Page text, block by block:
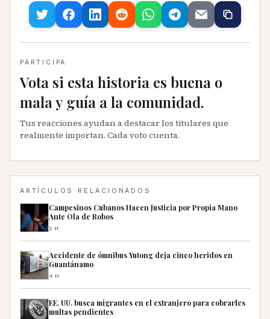
PARTICIPA
Vota si esta historia es buena o
mala y guía a la comunidad.
Tus reacciones ayudan a destacar los titulares que
realmente importan. Cada voto cuenta.
ARTÍCULOS RELACIONADOS
Campesinos Cubanos Hacen Justicia por Propia Mano
Ante Ola de Robos
2H
Accidente de ómnibus Yutong deja cinco heridos en
Guantánamo
4H
EE. UU. busca migrantes en el extranjero para cobrarles
multas pendientes